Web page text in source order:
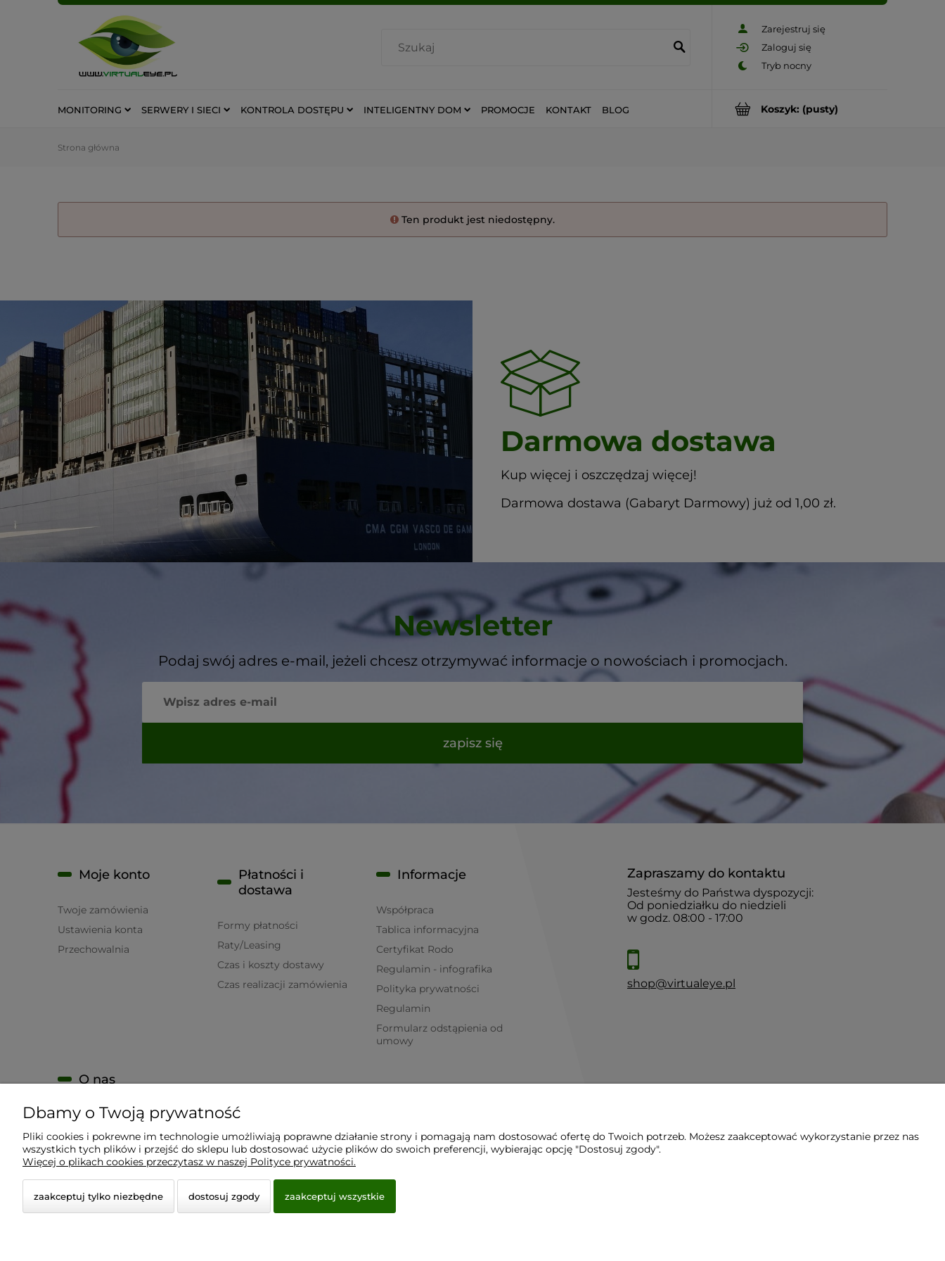
Zarejestruj się
Zaloguj się
Koszyk: (pusty)
MONITORING SERWERY I SIECI KONTROLA DOSTĘPU INTELIGENTNY DOM PROMOCJE KONTAKT BLOG
Strona główna
Ten produkt jest niedostępny.
Darmowa dostawa
Kup więcej i oszczędzaj więcej!
Darmowa dostawa (Gabaryt Darmowy) już od 1,00 zł.
Newsletter
Podaj swój adres e-mail, jeżeli chcesz otrzymywać informacje o nowościach i promocjach.
zapisz się
Zapraszamy do kontaktu
Jesteśmy do Państwa dyspozycji:
Od poniedziałku do niedzieli
w godz. 08:00 - 17:00
shop@virtualeye.pl
Moje konto
Twoje zamówienia
Ustawienia konta
Przechowalnia
Płatności i
dostawa
Formy płatności
Raty/Leasing
Czas i koszty dostawy
Czas realizacji zamówienia
Informacje
Współpraca
Tablica informacyjna
Certyfikat Rodo
Regulamin - infografika
Polityka prywatności
Regulamin
Formularz odstąpienia od
umowy
O nas
KONTAKT
O firmie
Nagrody i wyróżnienia
Dbamy o Twoją prywatność
Pliki cookies i pokrewne im technologie umożliwiają poprawne działanie strony i pomagają nam dostosować ofertę do Twoich potrzeb. Możesz zaakceptować wykorzystanie przez nas
wszystkich tych plików i przejść do sklepu lub dostosować użycie plików do swoich preferencji, wybierając opcję "Dostosuj zgody".
Więcej o plikach cookies przeczytasz w naszej Polityce prywatności.
zaakceptuj tylko niezbędne dostosuj zgody zaakceptuj wszystkie